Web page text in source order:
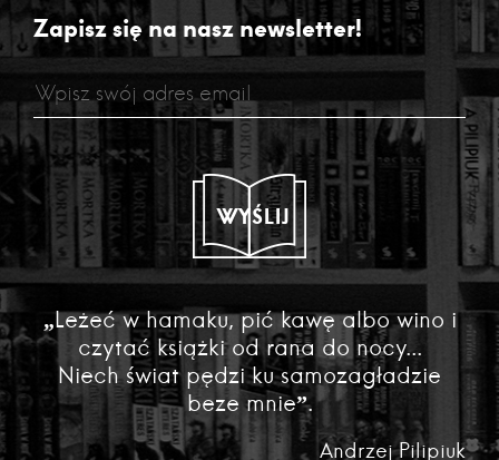
Zapisz się na nasz newsletter!
WYŚLIJ
„Leżeć w hamaku, pić kawę albo wino i
czytać książki od rana do nocy...
Niech świat pędzi ku samozagładzie
beze mnie”.
Andrzej Pilipiuk